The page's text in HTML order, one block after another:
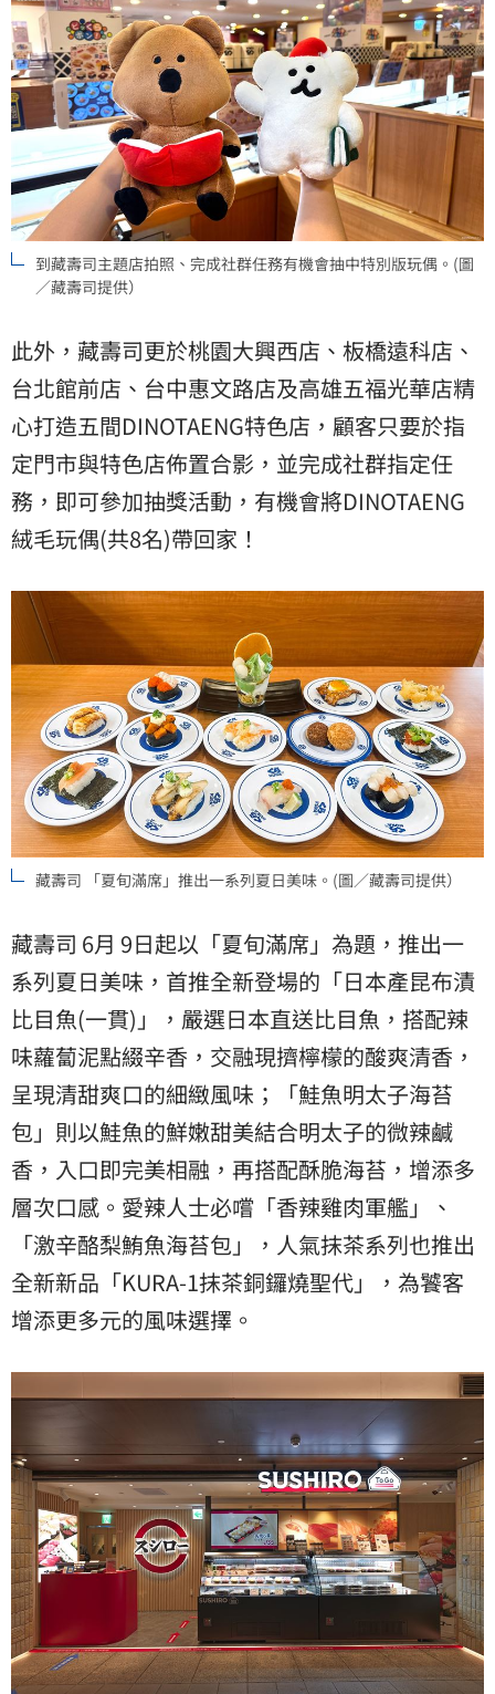
到藏壽司主題店拍照、完成社群任務有機會抽中特別版玩偶。(圖
／藏壽司提供）
此外，藏壽司更於桃園大興西店、板橋遠科店、
台北館前店、台中惠文路店及高雄五福光華店精
心打造五間DINOTAENG特色店，顧客只要於指
定門市與特色店佈置合影，並完成社群指定任
務，即可參加抽獎活動，有機會將DINOTAENG
絨毛玩偶(共8名)帶回家！
藏壽司 「夏旬滿席」推出一系列夏日美味。(圖／藏壽司提供）
藏壽司 6月 9日起以「夏旬滿席」為題，推出一
系列夏日美味，首推全新登場的「日本產昆布漬
比目魚(一貫)」，嚴選日本直送比目魚，搭配辣
味蘿蔔泥點綴辛香，交融現擠檸檬的酸爽清香，
呈現清甜爽口的細緻風味；「鮭魚明太子海苔
包」則以鮭魚的鮮嫩甜美結合明太子的微辣鹹
香，入口即完美相融，再搭配酥脆海苔，增添多
層次口感。愛辣人士必嚐「香辣雞肉軍艦」、
「激辛酪梨鮪魚海苔包」，人氣抹茶系列也推出
全新新品「KURA-1抹茶銅鑼燒聖代」，為饕客
增添更多元的風味選擇。